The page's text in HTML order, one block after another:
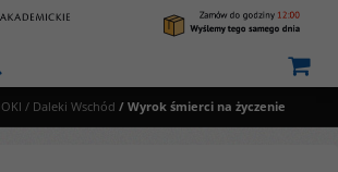
/ Daleki Wschód / Wyrok śmierci na życzenie